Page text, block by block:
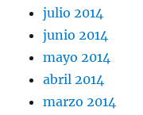
julio 2014
junio 2014
mayo 2014
abril 2014
marzo 2014